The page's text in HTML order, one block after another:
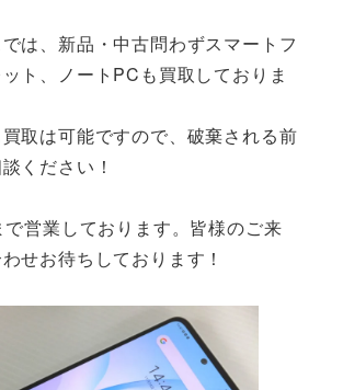
は、新品・中古問わずスマートフ
ト、ノートPCも買取しておりま
取は可能ですので、破棄される前
ください！
営業しております。皆様のご来
せお待ちしております！